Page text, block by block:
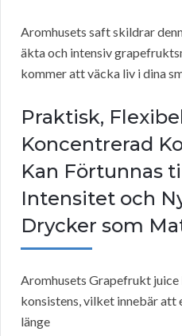
Aromhusets saft skildrar
äkta och intensiv
kommer att väcka liv i dina
Praktisk,
Koncentrerad
Kan Förtunnas
Intensitet och
Drycker som
Aromhusets Grapefrukt
konsistens, vilket innebär
länge